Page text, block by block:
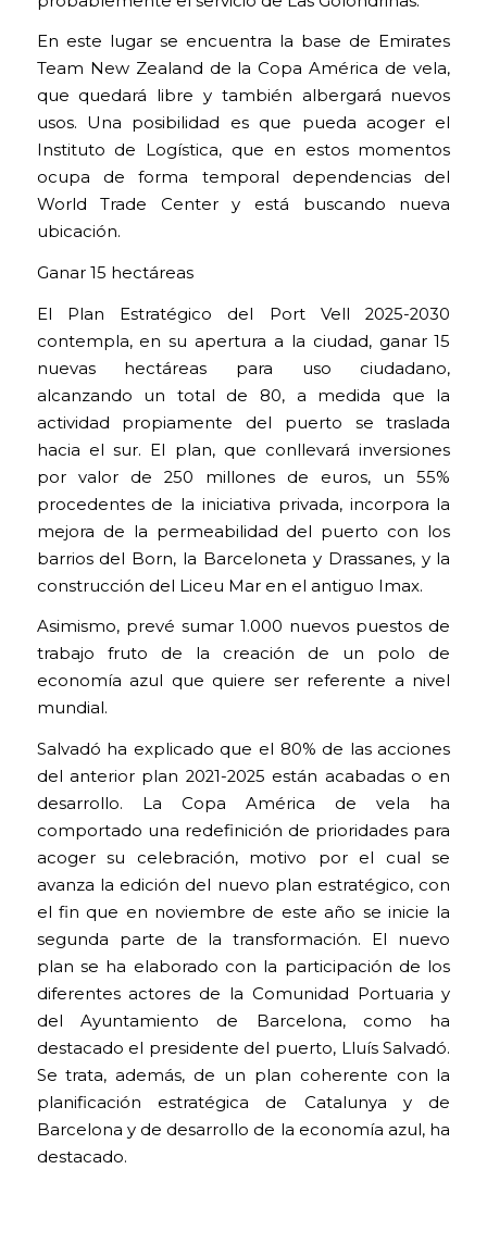
En este lugar se encuentra la base de Emirates
Team New Zealand de la Copa América de vela,
que quedará libre y también albergará nuevos
usos. Una posibilidad es que pueda acoger el
Instituto de Logística, que en estos momentos
ocupa de forma temporal dependencias del
World Trade Center y está buscando nueva
ubicación.
Ganar 15 hectáreas
El Plan Estratégico del Port Vell 2025-2030
contempla, en su apertura a la ciudad, ganar 15
nuevas hectáreas para uso ciudadano,
alcanzando un total de 80, a medida que la
actividad propiamente del puerto se traslada
hacia el sur. El plan, que conllevará inversiones
por valor de 250 millones de euros, un 55%
procedentes de la iniciativa privada, incorpora la
mejora de la permeabilidad del puerto con los
barrios del Born, la Barceloneta y Drassanes, y la
construcción del Liceu Mar en el antiguo Imax.
Asimismo, prevé sumar 1.000 nuevos puestos de
trabajo fruto de la creación de un polo de
economía azul que quiere ser referente a nivel
mundial.
Salvadó ha explicado que el 80% de las acciones
del anterior plan 2021-2025 están acabadas o en
desarrollo. La Copa América de vela ha
comportado una redefinición de prioridades para
acoger su celebración, motivo por el cual se
avanza la edición del nuevo plan estratégico, con
el fin que en noviembre de este año se inicie la
segunda parte de la transformación. El nuevo
plan se ha elaborado con la participación de los
diferentes actores de la Comunidad Portuaria y
del Ayuntamiento de Barcelona, como ha
destacado el presidente del puerto, Lluís Salvadó.
Se trata, además, de un plan coherente con la
planificación estratégica de Catalunya y de
Barcelona y de desarrollo de la economía azul, ha
destacado.